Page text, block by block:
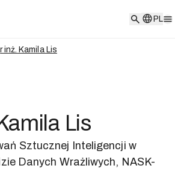
PL
inż. Kamila Lis
Lis
Sztucznej Inteligencji w
Danych Wrażliwych, NASK-